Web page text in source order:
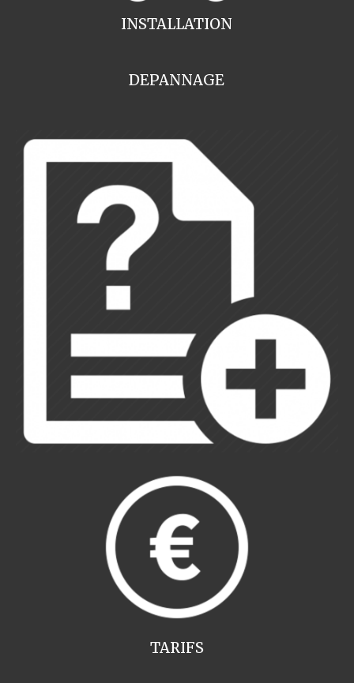
INSTALLATION
DEPANNAGE
TARIFS